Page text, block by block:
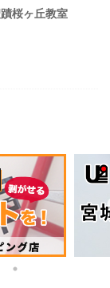
桜ヶ丘教室